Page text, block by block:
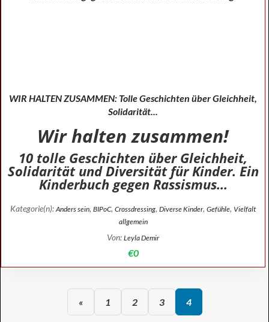
WIR HALTEN ZUSAMMEN: Tolle Geschichten über Gleichheit,
Solidarität...
Wir halten zusammen!
10 tolle Geschichten über Gleichheit,
Solidarität und Diversität für Kinder. Ein
Kinderbuch gegen Rassismus...
Kategorie(n): Anders sein, BIPoC, Crossdressing, Diverse Kinder, Gefühle, Vielfalt
allgemein
Von: Leyla Demir
€0
« 1 2 3 4